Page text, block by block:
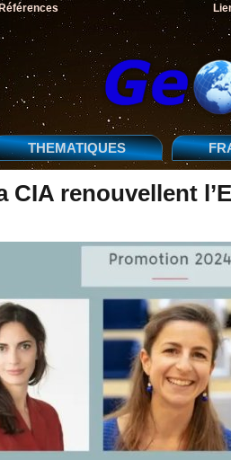
Références
THEMATIQUES
CIA renouvellent